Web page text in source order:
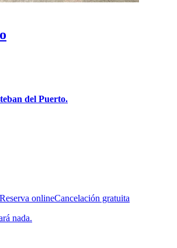
del Puerto.
Reserva onlineCancelación gratuita
nada.